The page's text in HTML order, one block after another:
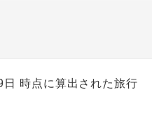
時点に算出された旅行